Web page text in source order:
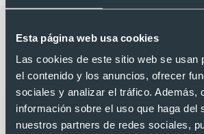
Esta página web usa cookies
Las cookies de este sitio web se usan
el contenido y los anuncios, ofrecer
sociales y analizar el tráfico. Además,
información sobre el uso que haga del
nuestros partners de redes sociales,
Categorías relacionadas
bicolor RPET
bolígrafo y llavero